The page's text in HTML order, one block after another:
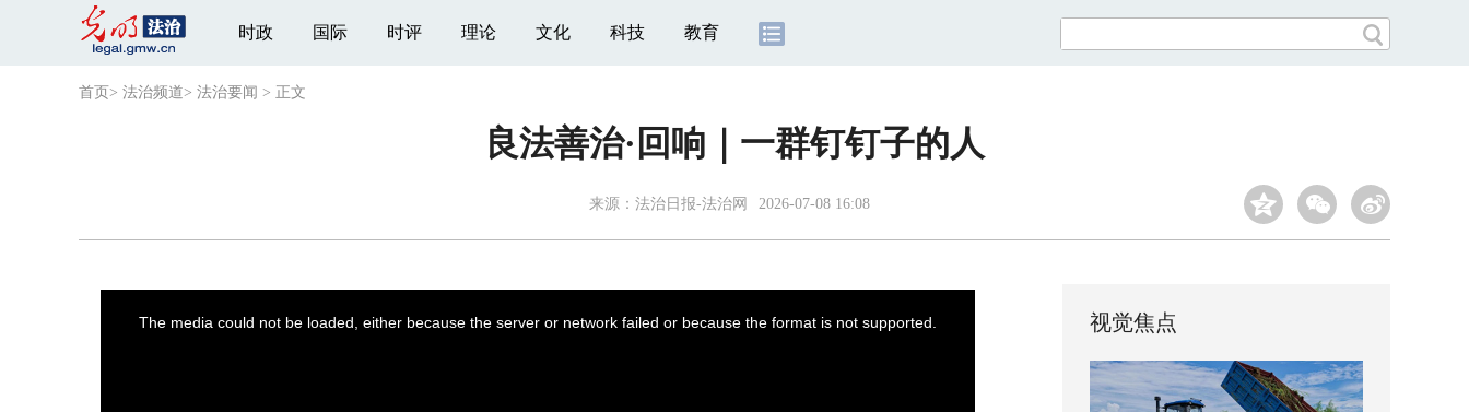
时政 国际 时评 理论 文化 科技 教育
首页 > 法治频道> 法治要闻 > 正文
良法善治·回响｜一群钉钉子的人
来源： 法治日报-法治网 2026-07-08 16:08
The media could not be loaded, either because the server or network failed or because the format is not supported. 视觉焦点